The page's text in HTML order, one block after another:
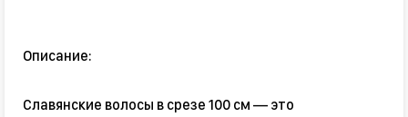
Описание:
Славянские волосы в срезе 100 см — это